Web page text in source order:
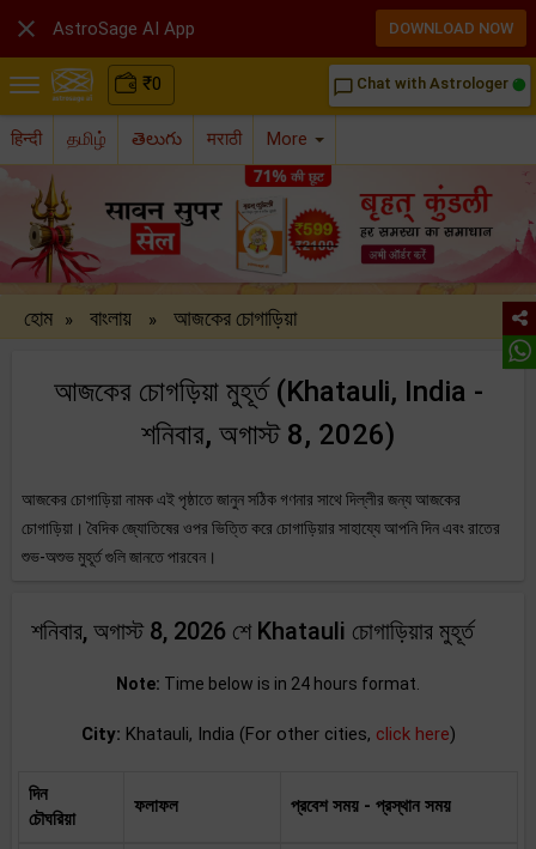
₹0 chat_bubble_outline Chat with Astrologer
हिन्दी தமிழ் తెలుగు मराठी More
হোম » বাংলায় » আজকের চোগাড়িয়া
আজকের চোগড়িয়া মুহূর্ত (Khatauli, India -
শনিবার, অগাস্ট 8, 2026)
আজকের চোগাড়িয়া নামক এই পৃষ্ঠাতে জানুন সঠিক গণনার সাথে দিল্লীর জন্য আজকের
চোগাড়িয়া। বৈদিক জ্যোতিষের ওপর ভিত্তি করে চোগাড়িয়ার সাহায্যে আপনি দিন এবং রাতের
শুভ-অশুভ মুহূর্ত গুলি জানতে পারবেন।
শনিবার, অগাস্ট 8, 2026 শে Khatauli চোগাড়িয়ার মুহূর্ত
Note: Time below is in 24 hours format.
City: Khatauli, India (For other cities, click here)
দিন
চৌঘরিয়া
ফলাফল প্রবেশ সময় - প্রস্থান সময়
 AstroSage AI App DOWNLOAD NOW